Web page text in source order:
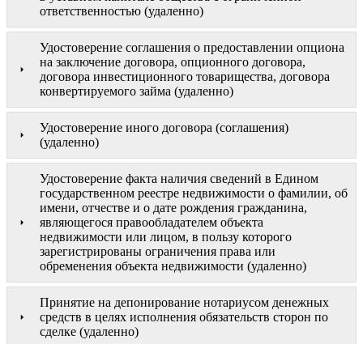
ответственностью (удаленно)
Удостоверение соглашения о предоставлении опциона
на заключение договора, опционного договора,
договора инвестиционного товарищества, договора
конвертируемого займа (удаленно)
Удостоверение иного договора (соглашения)
(удаленно)
Удостоверение факта наличия сведений в Едином
государственном реестре недвижимости о фамилии, об
имени, отчестве и о дате рождения гражданина,
являющегося правообладателем объекта
недвижимости или лицом, в пользу которого
зарегистрированы ограничения права или
обременения объекта недвижимости (удаленно)
Принятие на депонирование нотариусом денежных
средств в целях исполнения обязательств сторон по
сделке (удаленно)